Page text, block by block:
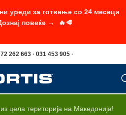
262 663 · 031 453 905 ·
цела територија на Македонија!
уреди за готвење со 24 месеци
повеќе → 🔥🥩